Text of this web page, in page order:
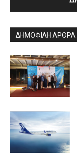
ΔΗΜΟΦΙΛΗ ΑΡΘΡΑ